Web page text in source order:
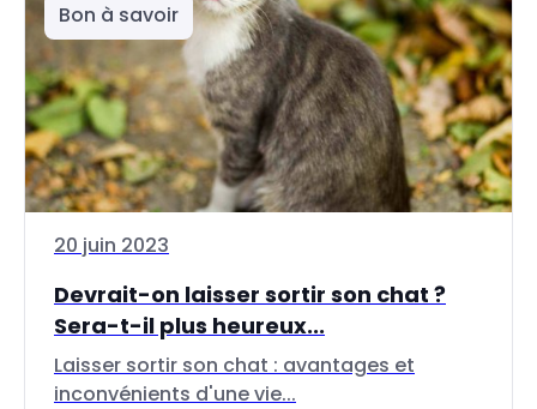
Bon à savoir
20 juin 2023
Devrait-on laisser sortir son chat ?
Sera-t-il plus heureux...
Laisser sortir son chat : avantages et
inconvénients d'une vie...